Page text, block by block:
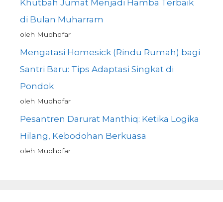
Khutbah Jumat Menjadi Hamba Terbaik
di Bulan Muharram
oleh Mudhofar
Mengatasi Homesick (Rindu Rumah) bagi
Santri Baru: Tips Adaptasi Singkat di
Pondok
oleh Mudhofar
Pesantren Darurat Manthiq: Ketika Logika
Hilang, Kebodohan Berkuasa
oleh Mudhofar